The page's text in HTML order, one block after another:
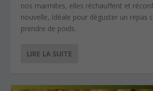
nos marmites, elles réchauffent et
nouvelle, Idéale pour déguster un repas
prendre de poids.
LIRE LA SUITE